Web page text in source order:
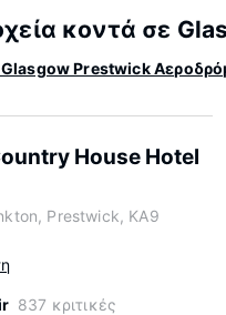
κοντά σε
Prestwick
House Hotel
Prestwick, KA9
837 κριτικές